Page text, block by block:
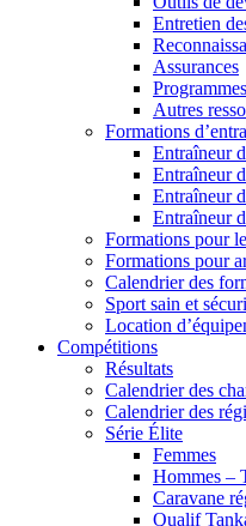
Entretien
Assurances
Autres
Formations
Entraîneur
Entraîneur
Entraîneur
Entraîneur
Formations pour
Formations pour
Calendrier des
Sport sain et
Location
Compétitions
Résultats
Calendrier des
Calendrier des
Série Élite
Femmes
Hommes –
Caravane
Qualif